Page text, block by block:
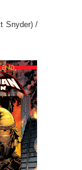
Snyder) /